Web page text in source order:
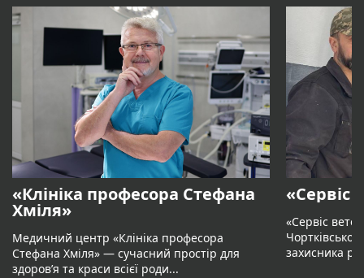
«Клініка професора Стефана
Хміля»
Медичний центр «Клініка професора
Стефана Хміля» — сучасний простір для
здоров’я та краси всієї роди...
«Сервіс
«Сервіс
захисника